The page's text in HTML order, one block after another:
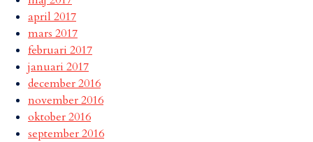
april 2017
mars 2017
februari 2017
januari 2017
december 2016
november 2016
oktober 2016
september 2016